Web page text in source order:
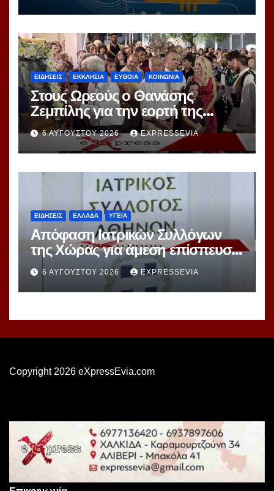
ΕΙΔΗΣΕΙΣ ΕΚΚΛΗΣΙΑ ΕΥΒΟΙΑ ΚΟΙΝΩΝΙΑ
Στους Ωρεούς ο Θανάσης
Ζεμπίλης για την εορτή της
Μεταμορφώσεως Σωτήρος
6 ΑΥΓΟΎΣΤΟΥ 2026 EXPRESSEVIA
ΕΙΔΗΣΕΙΣ ΕΛΛΑΔΑ ΥΓΕΙΑ
Απόφαση Ιατρικών Συλλόγων
της Χώρας για άμεση επίσπευση
Διαδικασιών Εκλογών
6 ΑΥΓΟΎΣΤΟΥ 2026 EXPRESSEVIA
Copyright 2026 eXpressEvia.com